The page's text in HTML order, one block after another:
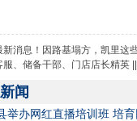
新消息！因路基塌方，凯里这
服、储备干部、门店店长精英
闻
举办网红直播培训班 培